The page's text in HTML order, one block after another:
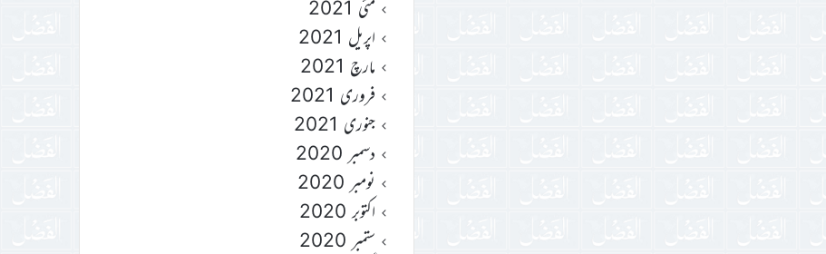
مئی 2021
اپریل 2021
مارچ 2021
فروری 2021
جنوری 2021
دسمبر 2020
نومبر 2020
اکتوبر 2020
ستمبر 2020